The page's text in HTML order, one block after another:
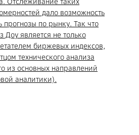
дало возможность
прогнозы по рынку. Так что
Доу является не только
биржевых индексов,
технического анализа
из основных направлений
аналитики).